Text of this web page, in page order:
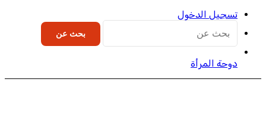
تسجيل الدخول
بحث عن
دوحة المرأة